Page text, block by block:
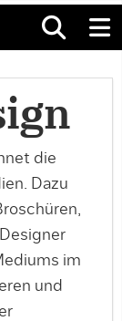
die
Dazu
im
und